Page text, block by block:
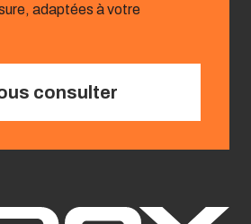
adaptées à votre
consulter